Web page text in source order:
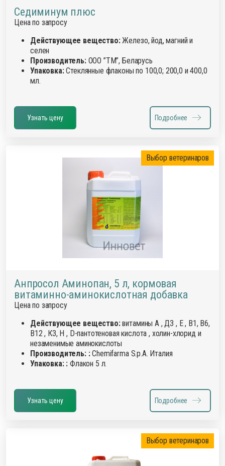
Седиминум плюс
Цена по запросу
Действующее вещество:Железо, йод, магний и
селен
Производитель:ООО ”ТМ”, Беларусь
Упаковка:Стеклянные флаконы по 100,0; 200,0 и 400,0
мл.
Узнать цену Подробнее
Выбор ветеринаров
Анпросол Аминопан, 5 л, кормовая
витаминно-аминокислотная добавка
Цена по запросу
Действующее вещество:витамины А , Д3 , Е , В1, В6,
В12 , К3, Н , D-пантотеновая кислота , холин-хлорид и
незаменимые аминокислоты
Производитель: :Chemifarma S.p.A. Италия
Упаковка: : Флакон 5 л.
Узнать цену Подробнее
Выбор ветеринаров